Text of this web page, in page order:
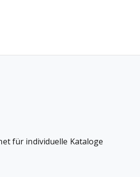
für individuelle Kataloge